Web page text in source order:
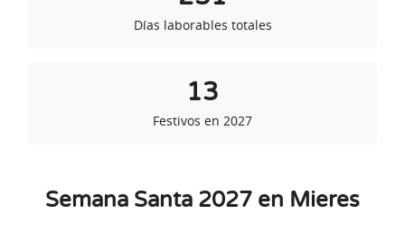
Días laborables totales
13
Festivos en 2027
Semana Santa 2027 en Mieres